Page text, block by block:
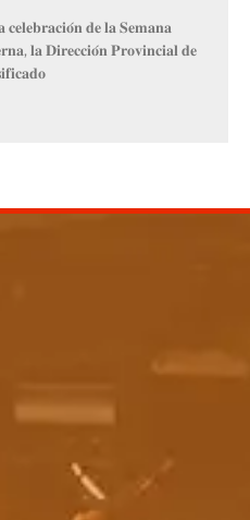
𝐝𝐞 𝐥𝐚 𝐒𝐞𝐦𝐚𝐧𝐚
𝐥𝐚 𝐃𝐢𝐫𝐞𝐜𝐜𝐢𝐨́𝐧 𝐏𝐫𝐨𝐯𝐢𝐧𝐜𝐢𝐚𝐥 𝐝𝐞